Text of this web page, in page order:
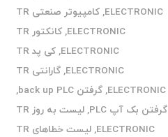
ELECTRONIC
,
کامپیوتر صنعتی TR
ELECTRONIC
,
کانکتور TR
ELECTRONIC
,
کی پد TR
ELECTRONIC
,
گارانتی TR
ELECTRONIC
,گرفتن back up PLC
,
گرفتن بک آپ PLC
,
لیست به روز TR
ELECTRONIC
,
لیست خطاهای TR